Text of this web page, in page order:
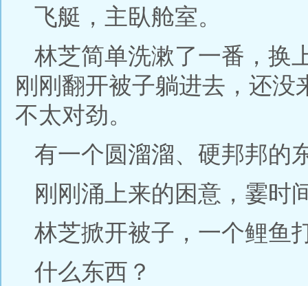
飞艇，主臥舱室。
林芝简单洗漱了一番，换
刚刚翻开被子躺进去，还
不太对劲。
有一个圆溜溜、硬邦邦的
刚刚涌上来的困意，霎时
林芝掀开被子，一个鲤鱼
什么东西？